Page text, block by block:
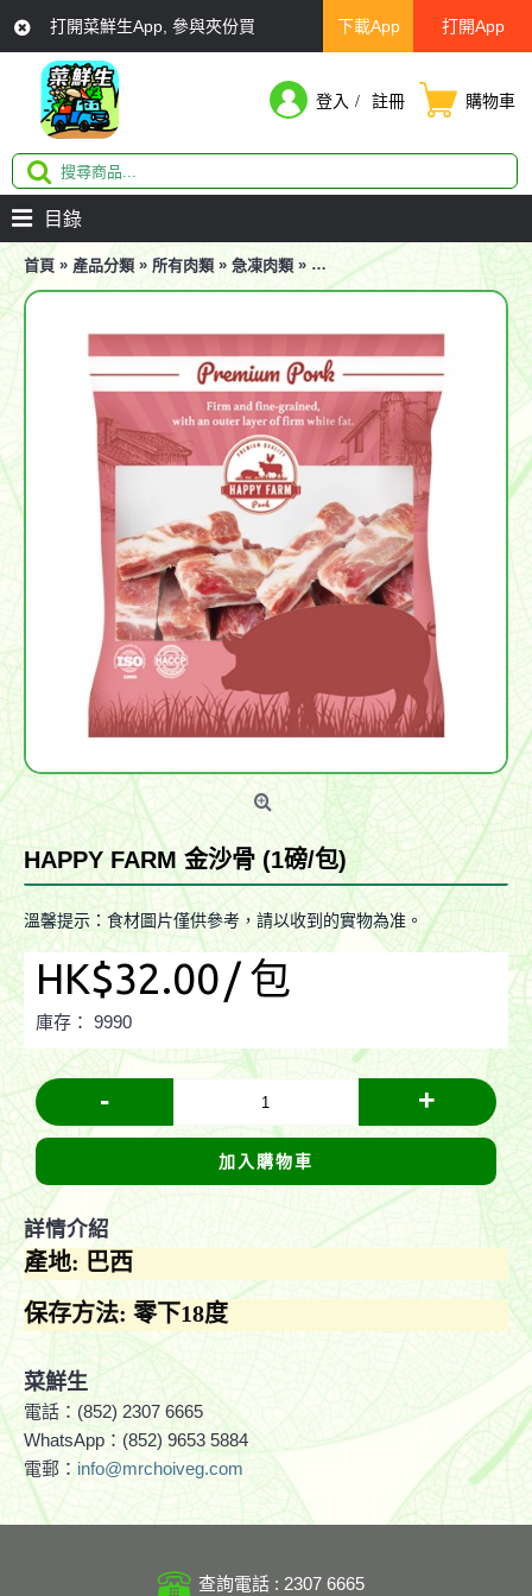
打開菜鮮生App, 參與夾份買 下載App 打開App
登入 註冊 購物車
目錄
首頁 » 產品分類 » 所有肉類 » 急凍肉類 » HAPPY FARM 金沙骨 (1磅/包)
HAPPY FARM 金沙骨 (1磅/包)
溫馨提示：食材圖片僅供參考，請以收到的實物為准。
HK$32.00/ 包
庫存： 9990
- +
加入購物車
詳情介紹
產地: 巴西
保存方法: 零下18度
菜鮮生
電話：(852) 2307 6665
WhatsApp：(852) 9653 5884
電郵： info@mrchoiveg.com
查詢電話 : 2307 6665